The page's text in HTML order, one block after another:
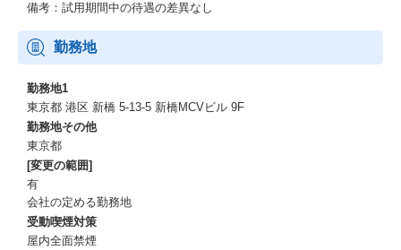
・新規事業やゼロからのネイティブアプリの立ち上げ、AI関連の
機能開発などに携わることもできます
・技術／ツール／方法論などの選定にも携わることができます
・サービスとして大規模な定性・定量データを扱う中、AI関連の
タスクも進行しています。
具体例としては日々投稿される口コミをすべて人間の目で確認し
ていましたが、そのプロセスの大部分をAIに置き換えるタスクが
進行しています。
その他タスクの進め方としてCopilotを導入しています
・新しい技術は積極的に取り込みつつも、どのようなものでも新
技術という視点ではなく「必要だから新技術を使う」という考え
を重視しています
※サーバーサイド、フルスタック、どちらを志向されていてもご
備考：試用期間中の待遇の差異なし
勤務地
勤務地1
東京都 港区 新橋 5-13-5 新橋MCVビル 9F
勤務地その他
東京都
[変更の範囲]
有
会社の定める勤務地
受動喫煙対策
屋内全面禁煙